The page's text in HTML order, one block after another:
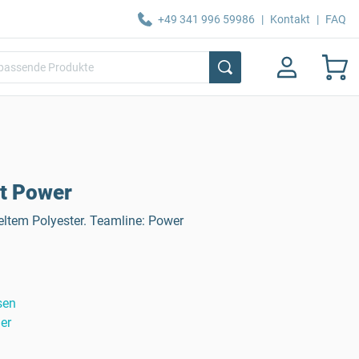
+49 341 996 59986 | Kontakt | FAQ
Power
Polyester. Teamline: Power